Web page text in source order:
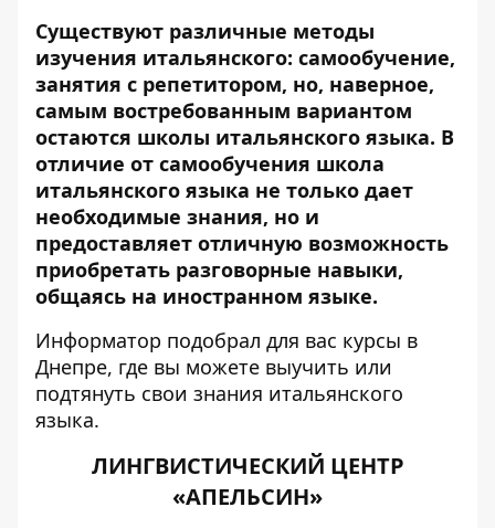
Существуют различные методы
изучения итальянского: самообучение,
занятия с репетитором, но, наверное,
самым востребованным вариантом
остаются школы итальянского языка. В
отличие от самообучения школа
итальянского языка не только дает
необходимые знания, но и
предоставляет отличную возможность
приобретать разговорные навыки,
общаясь на иностранном языке.
Информатор подобрал для вас курсы в
Днепре, где вы можете выучить или
подтянуть свои знания итальянского
языка.
ЛИНГВИСТИЧЕСКИЙ ЦЕНТР
«АПЕЛЬСИН»